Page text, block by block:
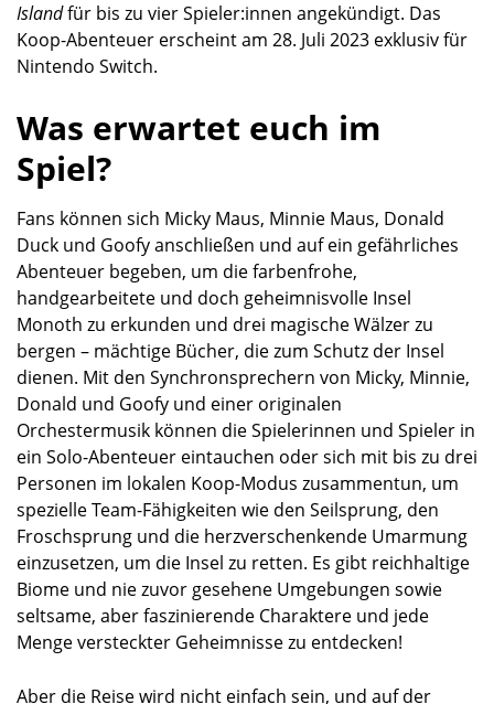
Islandfür bis zu vier Spieler:innen angekündigt. Das
Koop-Abenteuer erscheint am 28. Juli 2023 exklusiv für
Nintendo Switch.
Was erwartet euch im
Spiel?
Fans können sich Micky Maus, Minnie Maus, Donald
Duck und Goofy anschließen und auf ein gefährliches
Abenteuer begeben, um die farbenfrohe,
handgearbeitete und doch geheimnisvolle Insel
Monoth zu erkunden und drei magische Wälzer zu
bergen – mächtige Bücher, die zum Schutz der Insel
dienen. Mit den Synchronsprechern von Micky, Minnie,
Donald und Goofy und einer originalen
Orchestermusik können die Spielerinnen und Spieler in
ein Solo-Abenteuer eintauchen oder sich mit bis zu drei
Personen im lokalen Koop-Modus zusammentun, um
spezielle Team-Fähigkeiten wie den Seilsprung, den
Froschsprung und die herzverschenkende Umarmung
einzusetzen, um die Insel zu retten. Es gibt reichhaltige
Biome und nie zuvor gesehene Umgebungen sowie
seltsame, aber faszinierende Charaktere und jede
Menge versteckter Geheimnisse zu entdecken!
Aber die Reise wird nicht einfach sein, und auf der